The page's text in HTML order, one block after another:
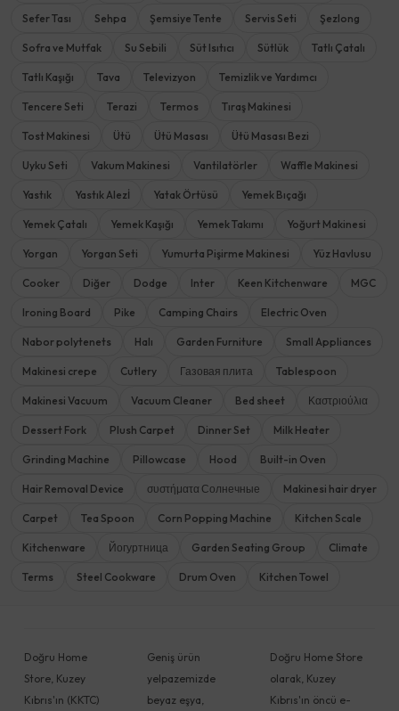
Sefer Tası Sehpa Şemsiye Tente Servis Seti Şezlong
Sofra ve Mutfak Su Sebili Süt Isıtıcı Sütlük Tatlı Çatalı
Tatlı Kaşığı Tava Televizyon Temizlik ve Yardımcı
Tencere Seti Terazi Termos Tıraş Makinesi
Tost Makinesi Ütü Ütü Masası Ütü Masası Bezi
Uyku Seti Vakum Makinesi Vantilatörler Waffle Makinesi
Yastık Yastık Alezİ Yatak Örtüsü Yemek Bıçağı
Yemek Çatalı Yemek Kaşığı Yemek Takımı Yoğurt Makinesi
Yorgan Yorgan Seti Yumurta Pişirme Makinesi Yüz Havlusu
Cooker Diğer Dodge Inter Keen Kitchenware MGC
Ironing Board Pike Camping Chairs Electric Oven
Nabor polytenets Halı Garden Furniture Small Appliances
Makinesi crepe Cutlery Газовая плита Tablespoon
Makinesi Vacuum Vacuum Cleaner Bed sheet Καστριούλια
Dessert Fork Plush Carpet Dinner Set Milk Heater
Grinding Machine Pillowcase Hood Built-in Oven
Hair Removal Device συστήματα Солнечные Makinesi hair dryer
Carpet Tea Spoon Corn Popping Machine Kitchen Scale
Kitchenware Йогуртница Garden Seating Group Climate
Terms Steel Cookware Drum Oven Kitchen Towel
Doğru Home
Store, Kuzey
Kıbrıs'ın (KKTC)
Geniş ürün
yelpazemizde
beyaz eşya,
Doğru Home Store
olarak, Kuzey
Kıbrıs'ın öncü e-